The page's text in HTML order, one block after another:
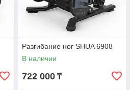
Разгибание ног SHUA 6908
В наличии
722 000 ₸